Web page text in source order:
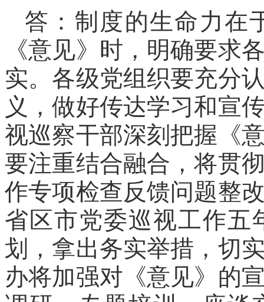
答：制度的生命力在
《意见》时，明确要求
实。各级党组织要充分
义，做好传达学习和宣
视巡察干部深刻把握《
要注重结合融合，将贯
作专项检查反馈问题整
省区市党委巡视工作五
划，拿出务实举措，切
办将加强对《意见》的